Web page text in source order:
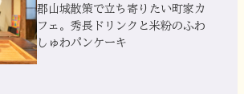
郡山城散策で立ち寄りたい町家カ
フェ。秀長ドリンクと米粉のふわ
しゅわパンケーキ